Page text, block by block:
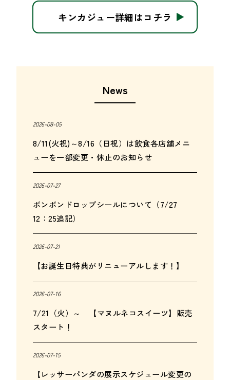
キンカジュー詳細はコチラ
News
2026-08-05
8/11(火祝)～8/16（日祝）は飲食各店舗メニ
ューを一部変更・休止のお知らせ
2026-07-27
ボンボンドロップシールについて（7/27
12：25追記）
2026-07-21
【お誕生日特典がリニューアルします！】
2026-07-16
7/21（火）～ 【マヌルネコスイーツ】販売
スタート！
2026-07-15
【レッサーパンダの展示スケジュール変更の